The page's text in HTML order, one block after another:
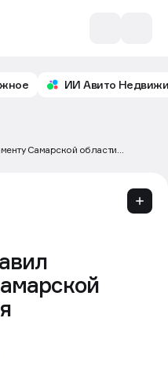
ИИ Авито
Самарской области